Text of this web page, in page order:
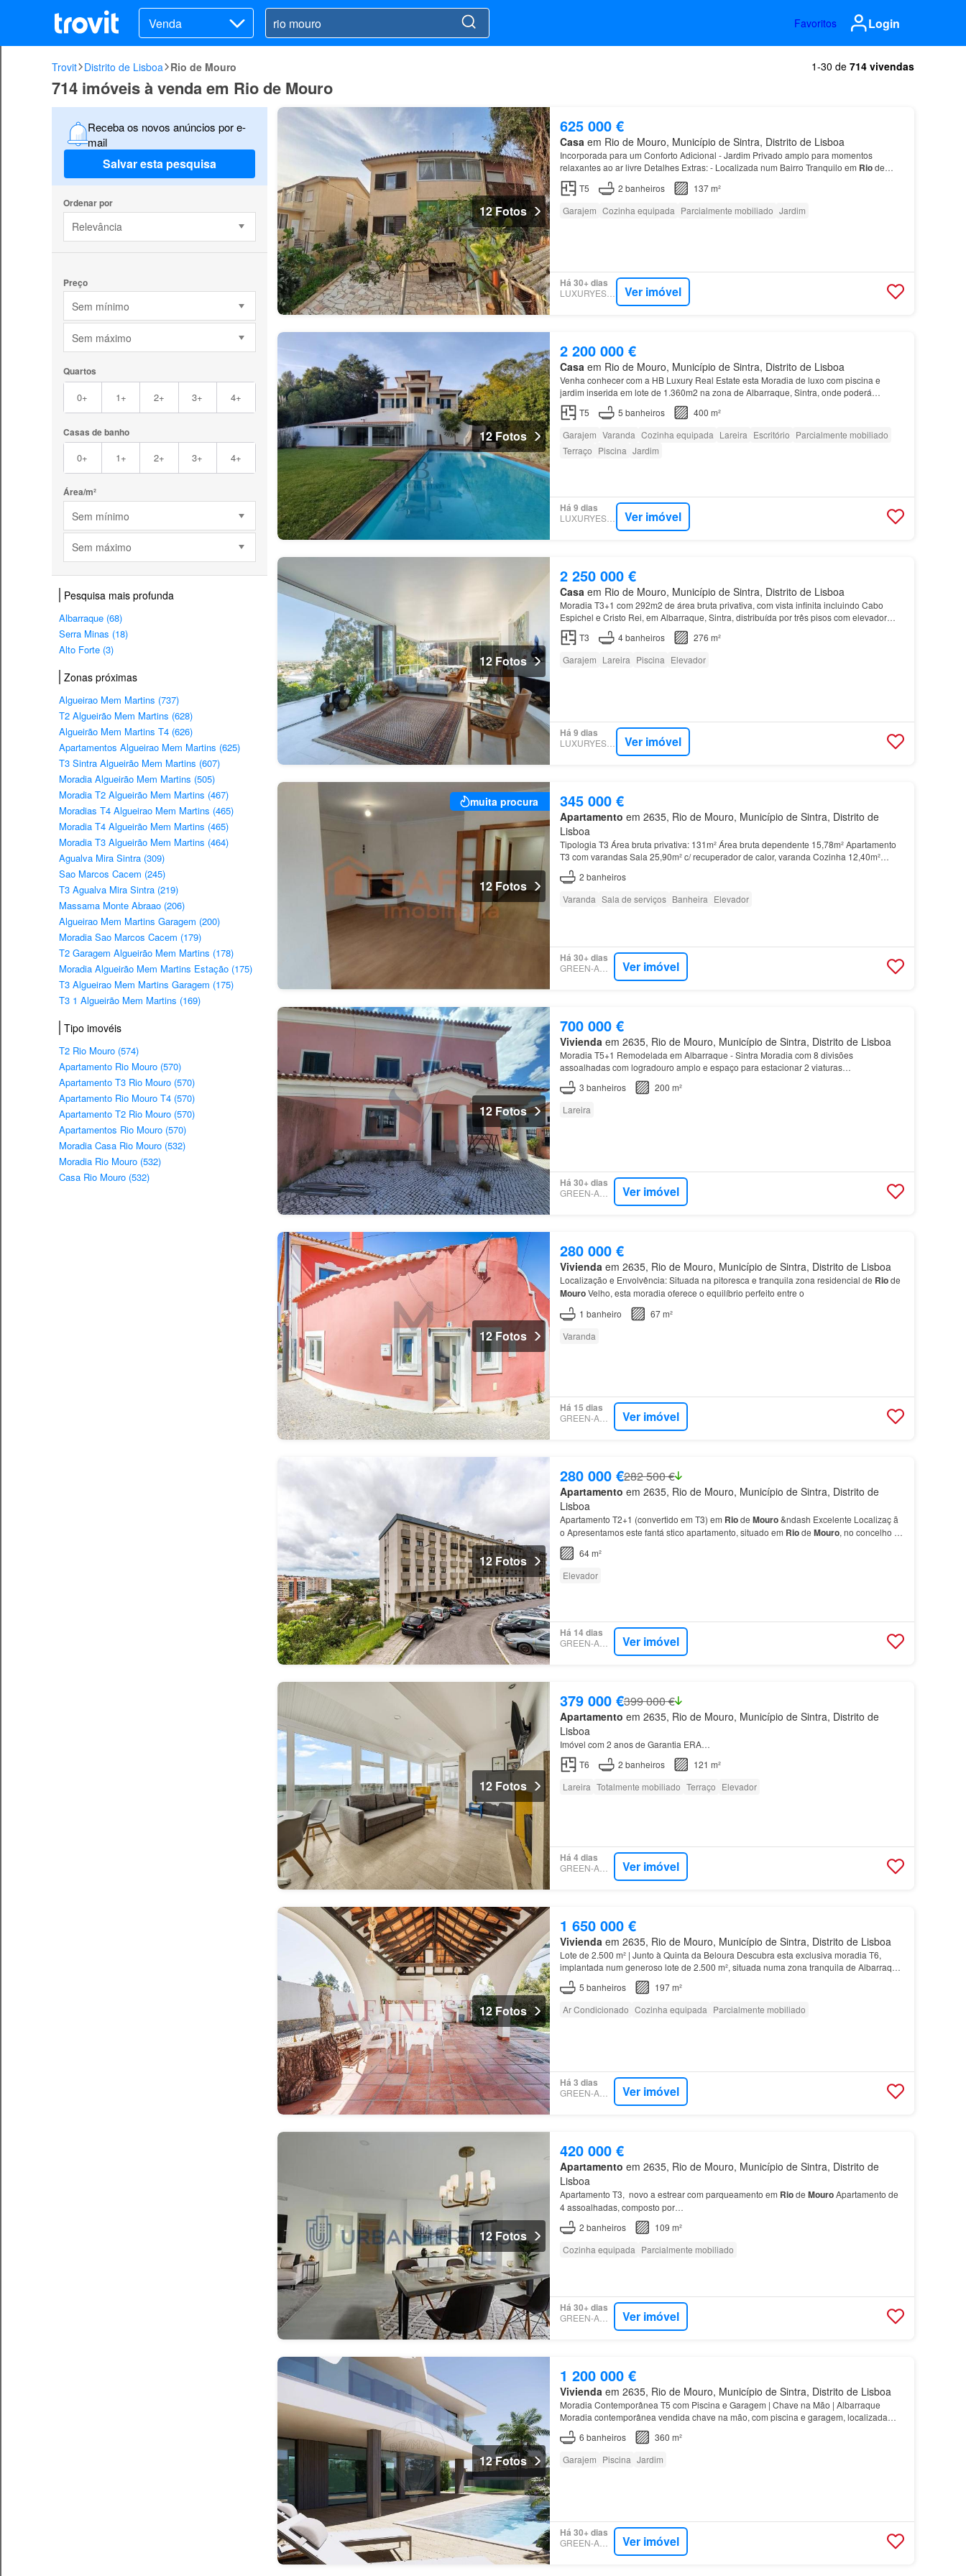
Venda Favoritos Login
Trovit Distrito de Lisboa Rio de Mouro 1-30 de 714 vivendas
714 imóveis à venda em Rio de Mouro
Receba os novos anúncios por e-
mail
Salvar esta pesquisa
Ordenar por
Relevância
Preço
Sem mínimo
Sem máximo
Quartos
0+ 1+ 2+ 3+ 4+
Casas de banho
0+ 1+ 2+ 3+ 4+
Área/m²
Sem mínimo
Sem máximo
Pesquisa mais profunda
Albarraque (68)
Serra Minas (18)
Alto Forte (3)
Zonas próximas
Algueirao Mem Martins (737)
T2 Algueirão Mem Martins (628)
Algueirão Mem Martins T4 (626)
Apartamentos Algueirao Mem Martins (625)
T3 Sintra Algueirão Mem Martins (607)
Moradia Algueirão Mem Martins (505)
Moradia T2 Algueirão Mem Martins (467)
Moradias T4 Algueirao Mem Martins (465)
Moradia T4 Algueirão Mem Martins (465)
Moradia T3 Algueirão Mem Martins (464)
Agualva Mira Sintra (309)
Sao Marcos Cacem (245)
T3 Agualva Mira Sintra (219)
Massama Monte Abraao (206)
Algueirao Mem Martins Garagem (200)
Moradia Sao Marcos Cacem (179)
T2 Garagem Algueirão Mem Martins (178)
Moradia Algueirão Mem Martins Estação (175)
T3 Algueirao Mem Martins Garagem (175)
T3 1 Algueirão Mem Martins (169)
Tipo imovéis
T2 Rio Mouro (574)
Apartamento Rio Mouro (570)
Apartamento T3 Rio Mouro (570)
Apartamento Rio Mouro T4 (570)
Apartamento T2 Rio Mouro (570)
Apartamentos Rio Mouro (570)
Moradia Casa Rio Mouro (532)
Moradia Rio Mouro (532)
Casa Rio Mouro (532)
12 Fotos
625 000 €
Casaem Rio de Mouro, Município de Sintra, Distrito de Lisboa
Incorporada para um Conforto Adicional - Jardim Privado amplo para momentos
relaxantes ao ar livre Detalhes Extras: - Localizada num Bairro Tranquilo em Riode
Mouro - Duas Plantas: A casa possui 2 pisos para maior privacidad…
T5 2 banheiros
137 m²
Garajem Cozinha equipada Parcialmente mobiliado Jardim
Há 30+ dias
LUXURYESTATE Ver imóvel
12 Fotos
2 200 000 €
Casaem Rio de Mouro, Município de Sintra, Distrito de Lisboa
Venha conhecer com a HB Luxury Real Estate esta Moradia de luxo com piscina e
jardim inserida em lote de 1.360m2 na zona de Albarraque, Sintra, onde poderá
desfrutar de tranquilidade, privacidade e vistas panorâmicas…
T5 5 banheiros
400 m²
Garajem Varanda Cozinha equipada Lareira Escritório Parcialmente mobiliado
Terraço Piscina Jardim
Há 9 dias
LUXURYESTATE Ver imóvel
12 Fotos
2 250 000 €
Casaem Rio de Mouro, Município de Sintra, Distrito de Lisboa
Moradia T3+1 com 292m2 de área bruta privativa, com vista infinita incluindo Cabo
Espichel e Cristo Rei, em Albarraque, Sintra, distribuída por três pisos com elevador
interno, piscina aquecida, garagem fechada para três viat…
T3 4banheiros
276 m²
Garajem Lareira Piscina Elevador
Há 9 dias
LUXURYESTATE Ver imóvel
muita procura
12 Fotos
345 000 €
Apartamento em 2635, Rio de Mouro, Município de Sintra, Distrito de
Lisboa
Tipologia T3 Área bruta privativa: 131m² Área bruta dependente 15,78m² Apartamento
T3 com varandas Sala 25,90m² c/ recuperador de calor, varanda Cozinha 12,40m²
equipada c/ placa vitrocerâmica, forno, exaustor e termo, bancad…
2 banheiros
Varanda Sala de serviços Banheira Elevador
Há 30+ dias
GREEN-ACRES Ver imóvel
12 Fotos
700 000 €
Viviendaem 2635, Rio de Mouro, Município de Sintra, Distrito de Lisboa
Moradia T5+1 Remodelada em Albarraque - Sintra Moradia com 8 divisões
assoalhadas com logradouro amplo e espaço para estacionar 2 viaturas…
3 banheiros
200 m²
Lareira
Há 30+ dias
GREEN-ACRES Ver imóvel
12 Fotos
280 000 €
Viviendaem 2635, Rio de Mouro, Município de Sintra, Distrito de Lisboa
Localização e Envolvência: Situada na pitoresca e tranquila zona residencial de Riode
MouroVelho, esta moradia oferece o equilíbrio perfeito entre o
1 banheiro
67 m²
Varanda
Há 15 dias
GREEN-ACRES Ver imóvel
12 Fotos
280 000 €282 500 €
Apartamento em 2635, Rio de Mouro, Município de Sintra, Distrito de
Lisboa
Apartamento T2+1 (convertido em T3) em Riode Mouro&ndash Excelente Localizaç ã
o Apresentamos este fantá stico apartamento, situado em Riode Mouro, no concelho de
Sintra, ideal para quem procura conforto,…
64 m²
Elevador
Há 14 dias
GREEN-ACRES Ver imóvel
12 Fotos
379 000 €399 000 €
Apartamento em 2635, Rio de Mouro, Município de Sintra, Distrito de
Lisboa
Imóvel com 2 anos de Garantia ERA…
T6
2 banheiros
121 m²
Lareira Totalmente mobiliado Terraço Elevador
Há 4 dias
GREEN-ACRES Ver imóvel
12 Fotos
1 650 000 €
Viviendaem 2635, Rio de Mouro, Município de Sintra, Distrito de Lisboa
Lote de 2.500 m² | Junto à Quinta da Beloura Descubra esta exclusiva moradia T6,
implantada num generoso lote de 2.500 m², situada numa zona tranquila de Albarraque,
a poucos minutos da prestigiada Quinta da Beloura e das pri…
5 banheiros
197 m²
Ar Condicionado Cozinha equipada Parcialmente mobiliado
Há 3 dias
GREEN-ACRES Ver imóvel
12 Fotos
420 000 €
Apartamento em 2635, Rio de Mouro, Município de Sintra, Distrito de
Lisboa
Apartamento T3, novo a estrear com parqueamento em Riode MouroApartamento de
4 assoalhadas, composto por…
2 banheiros
109 m²
Cozinha equipada Parcialmente mobiliado
Há 30+ dias
GREEN-ACRES Ver imóvel
12 Fotos
1 200 000 €
Viviendaem 2635, Rio de Mouro, Município de Sintra, Distrito de Lisboa
Moradia Contemporânea T5 com Piscina e Garagem | Chave na Mão | Albarraque
Moradia contemporânea vendida chave na mão, com piscina e garagem, localizada
numa zona residencial tranquila de Albarraque, entre Cascais, Sintra e L…
6 banheiros
360 m²
Garajem Piscina Jardim
Há 30+ dias
GREEN-ACRES Ver imóvel